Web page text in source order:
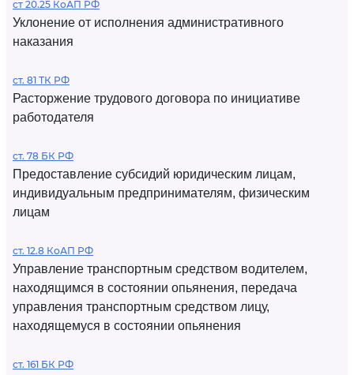
ст 20.25 КоАП РФ
Уклонение от исполнения административного
наказания
ст. 81 ТК РФ
Расторжение трудового договора по инициативе
работодателя
ст. 78 БК РФ
Предоставление субсидий юридическим лицам,
индивидуальным предпринимателям, физическим
лицам
ст. 12.8 КоАП РФ
Управление транспортным средством водителем,
находящимся в состоянии опьянения, передача
управления транспортным средством лицу,
находящемуся в состоянии опьянения
ст. 161 БК РФ